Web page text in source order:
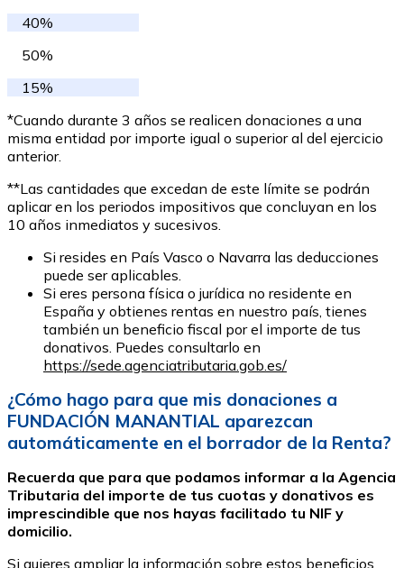
40%
50%
15%
*Cuando durante 3 años se realicen donaciones a una
misma entidad por importe igual o superior al del ejercicio
anterior.
**Las cantidades que excedan de este límite se podrán
aplicar en los periodos impositivos que concluyan en los
10 años inmediatos y sucesivos.
Si resides en País Vasco o Navarra las deducciones
puede ser aplicables.
Si eres persona física o jurídica no residente en
España y obtienes rentas en nuestro país, tienes
también un beneficio fiscal por el importe de tus
donativos. Puedes consultarlo en
https://sede.agenciatributaria.gob.es/
¿Cómo hago para que mis donaciones a
FUNDACIÓN MANANTIAL aparezcan
automáticamente en el borrador de la Renta?
Recuerda que para que podamos informar a la Agencia
Tributaria del importe de tus cuotas y donativos es
imprescindible que nos hayas facilitado tu NIF y
domicilio.
Si quieres ampliar la información sobre estos beneficios